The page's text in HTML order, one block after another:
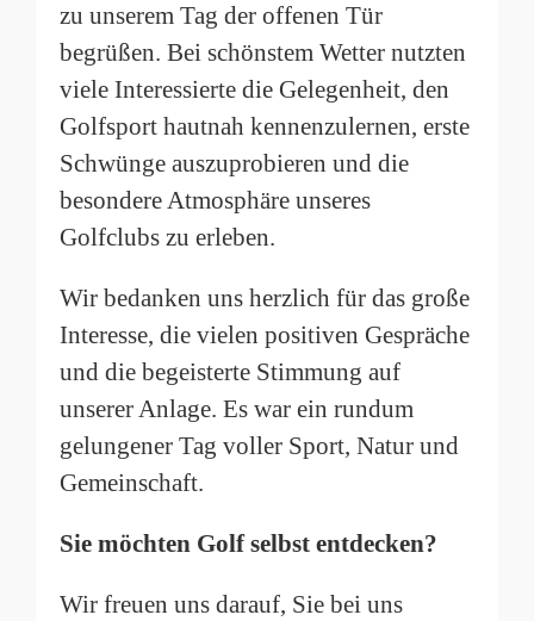
zu unserem Tag der offenen Tür
begrüßen. Bei schönstem Wetter nutzten
viele Interessierte die Gelegenheit, den
Golfsport hautnah kennenzulernen, erste
Schwünge auszuprobieren und die
besondere Atmosphäre unseres
Golfclubs zu erleben.
Wir bedanken uns herzlich für das große
Interesse, die vielen positiven Gespräche
und die begeisterte Stimmung auf
unserer Anlage. Es war ein rundum
gelungener Tag voller Sport, Natur und
Gemeinschaft.
Sie möchten Golf selbst entdecken?
Wir freuen uns darauf, Sie bei uns